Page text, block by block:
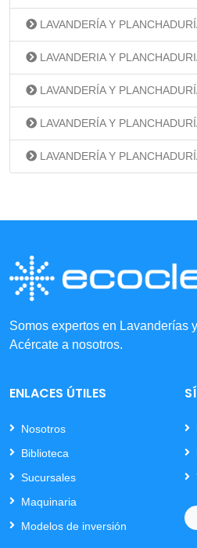
LAVANDERÍA Y
LAVANDERIA Y
LAVANDERÍA Y
LAVANDERÍA Y
LAVANDERÍA Y
Somos expertos en Lavanderías
Acércate a nosotros.
ENLACES ÚTILES
Nosotros
Biblioteca
Sucursales
Maquinaria
Modelos de inversión